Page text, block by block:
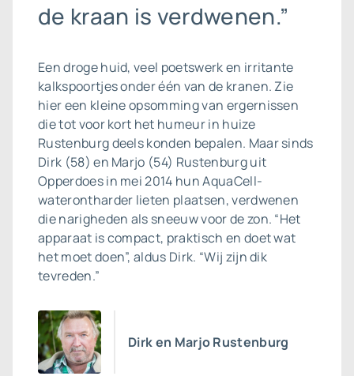
de kraan is verdwenen.”
Een droge huid, veel poetswerk en irritante
kalkspoortjes onder één van de kranen. Zie
hier een kleine opsomming van ergernissen
die tot voor kort het humeur in huize
Rustenburg deels konden bepalen. Maar sinds
Dirk (58) en Marjo (54) Rustenburg uit
Opperdoes in mei 2014 hun AquaCell-
waterontharder lieten plaatsen, verdwenen
die narigheden als sneeuw voor de zon. “Het
apparaat is compact, praktisch en doet wat
het moet doen”, aldus Dirk. “Wij zijn dik
tevreden.”
Dirk en Marjo Rustenburg